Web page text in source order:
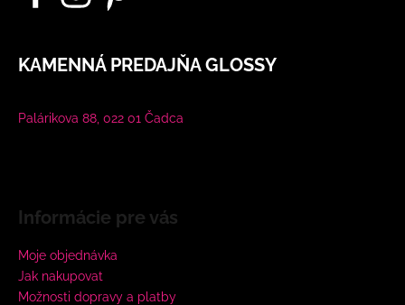
KAMENNÁ PREDAJŇA GLOSSY
Palárikova 88, 022 01 Čadca
Informácie pre vás
Moje objednávka
Jak nakupovat
Možnosti dopravy a platby